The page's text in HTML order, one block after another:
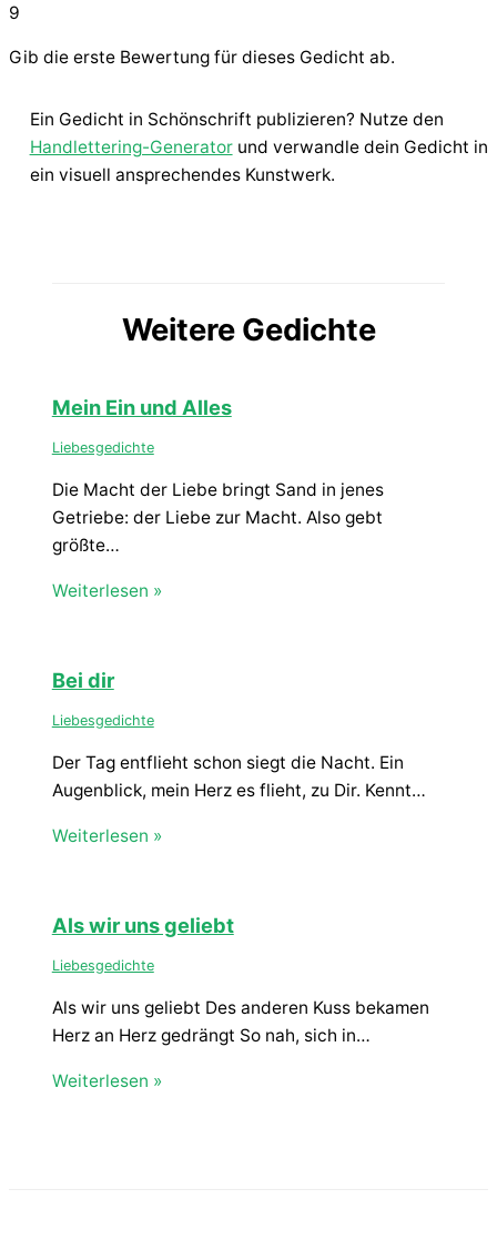
9
Gib die erste Bewertung für dieses Gedicht ab.
Ein Gedicht in Schönschrift publizieren? Nutze den
Handlettering-Generatorund verwandle dein Gedicht in
ein visuell ansprechendes Kunstwerk.
Weitere Gedichte
Mein Ein und Alles
Liebesgedichte
Die Macht der Liebe bringt Sand in jenes
Getriebe: der Liebe zur Macht. Also gebt
größte…
Weiterlesen »
Bei dir
Liebesgedichte
Der Tag entflieht schon siegt die Nacht. Ein
Augenblick, mein Herz es flieht, zu Dir. Kennt…
Weiterlesen »
Als wir uns geliebt
Liebesgedichte
Als wir uns geliebt Des anderen Kuss bekamen
Herz an Herz gedrängt So nah, sich in…
Weiterlesen »